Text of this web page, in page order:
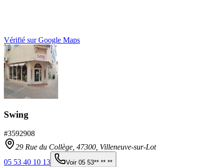
Vérifié sur Google Maps
Swing
#3592908
29 Rue du Collège, 47300 Villeneuve-sur-Lot
05 53 40 10 13
Voir 05 53** ** **